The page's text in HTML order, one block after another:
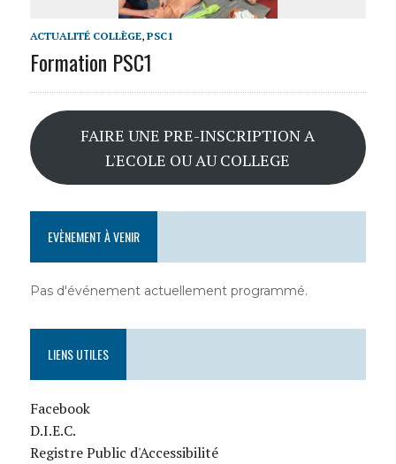
ACTUALITÉ COLLÈGE, PSC1
Formation PSC1
FAIRE UNE PRE-INSCRIPTION A
L'ECOLE OU AU COLLEGE
EVÈNEMENT À VENIR
Pas d'événement actuellement programmé.
LIENS UTILES
Facebook
D.I.E.C.
Registre Public d'Accessibilité